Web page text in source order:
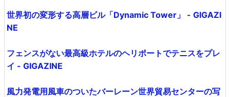
世界初の変形する高層ビル「Dynamic Tower」 - GIGAZI
NE
フェンスがない最高級ホテルのヘリポートでテニスをプレ
イ - GIGAZINE
風力発電用風車のついたバーレーン世界貿易センターの写